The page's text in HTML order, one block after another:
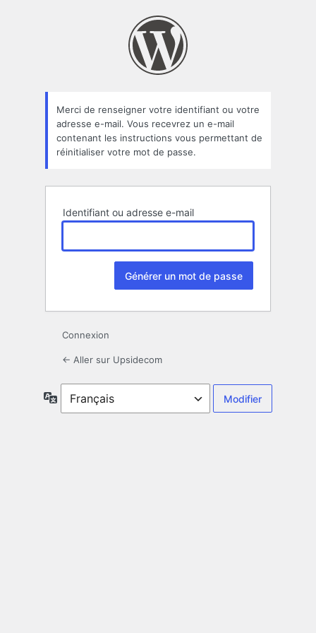
oublié
Merci de renseigner votre identifiant ou votre
adresse e-mail. Vous recevrez un e-mail
contenant les instructions vous permettant de
réinitialiser votre mot de passe.
Identifiant ou adresse e-mail
Connexion
← Aller sur Upsidecom
Langue